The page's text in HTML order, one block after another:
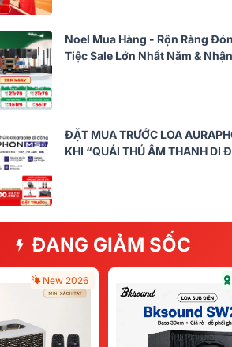
Noel Mua Hàng - Rộn Ràng
Tiệc Sale Lớn Nhất Năm &
ĐẶT MUA TRƯỚC LOA
KHI “QUÁI THÚ ÂM THANH DI
ĐANG GIẢM SỐC
New 2026